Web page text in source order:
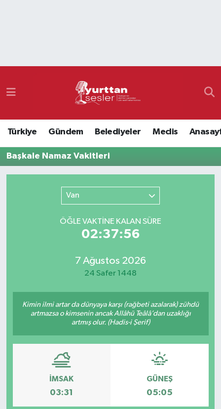
Türkiye Gündem Belediyeler Meclis
Başkale Namaz Vakitleri
Van
ÖĞLE VAKTİNE KALAN SÜRE
02:37:56
7 Ağustos 2026
24 Safer 1448
Kimin ilmi artar da dünyaya karşı (rağbeti azalarak) zühdü
artmazsa o kimsenin ancak Allâhü Teâlâ’dan uzaklığı
artmış olur. (Hadis-i Şerif)
İMSAK
03:31
GÜNEŞ
05:05
Namaz Vakitleri
Süper Lig Puan Durumu ve Fikstür
Son Dakika Haberleri